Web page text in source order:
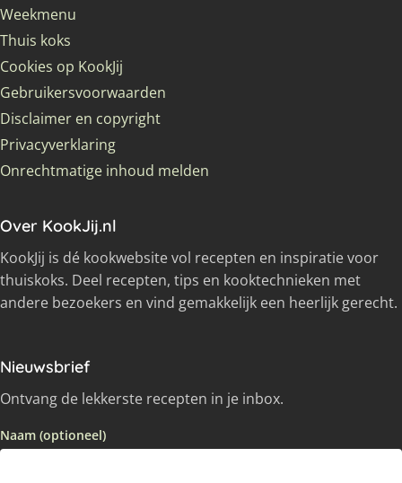
Weekmenu
Thuis koks
Cookies op KookJij
Gebruikersvoorwaarden
Disclaimer en copyright
Privacyverklaring
Onrechtmatige inhoud melden
Over KookJij.nl
KookJij is dé kookwebsite vol recepten en inspiratie voor
thuiskoks. Deel recepten, tips en kooktechnieken met
andere bezoekers en vind gemakkelijk een heerlijk gerecht.
Nieuwsbrief
Ontvang de lekkerste recepten in je inbox.
Naam (optioneel)